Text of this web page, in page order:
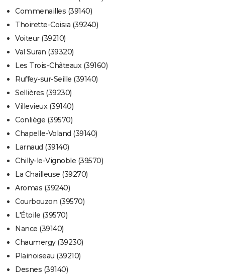
Commenailles (39140)
Thoirette-Coisia (39240)
Voiteur (39210)
Val Suran (39320)
Les Trois-Châteaux (39160)
Ruffey-sur-Seille (39140)
Sellières (39230)
Villevieux (39140)
Conliège (39570)
Chapelle-Voland (39140)
Larnaud (39140)
Chilly-le-Vignoble (39570)
La Chailleuse (39270)
Aromas (39240)
Courbouzon (39570)
L'Étoile (39570)
Nance (39140)
Chaumergy (39230)
Plainoiseau (39210)
Desnes (39140)